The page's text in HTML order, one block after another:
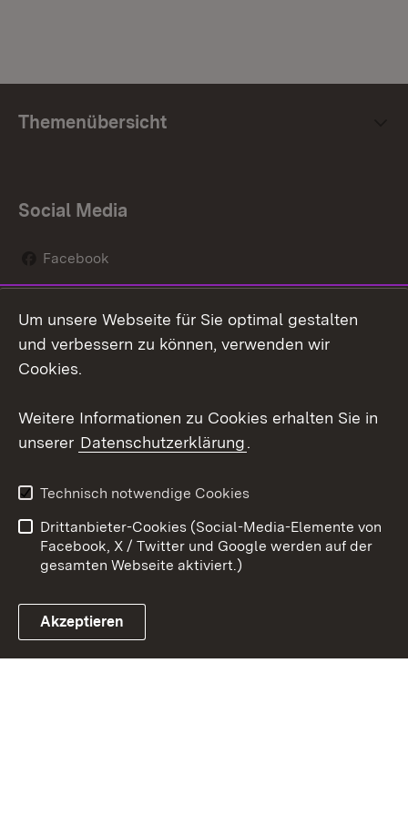
Themenübersicht
Social Media
Facebook
Social Wall
Youtube
Link zum Landesportal
Kontakt
Datenschutz
Barrierefreiheit
Impressum Cookies
Um unsere Webseite für Sie optimal gestalten
und verbessern zu können, verwenden wir
Cookies.
Weitere Informationen zu Cookies erhalten Sie in
unserer Datenschutzerklärung.
Technisch notwendige Cookies
Drittanbieter-Cookies (Social-Media-Elemente von
Facebook, X / Twitter und Google werden auf der
gesamten Webseite aktiviert.)
Akzeptieren